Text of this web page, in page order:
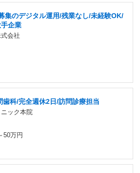
集のデジタル運用/残業なし/未経験OK/
企業
会社
歯科/完全週休2日/訪問診療担当
ック本院
50万円